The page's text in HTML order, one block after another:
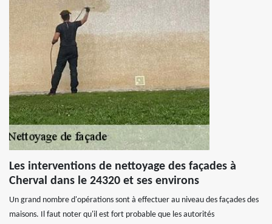
Les interventions de nettoyage des façades à
Cherval dans le 24320 et ses environs
Un grand nombre d'opérations sont à effectuer au niveau des façades des
maisons. Il faut noter qu'il est fort probable que les autorités